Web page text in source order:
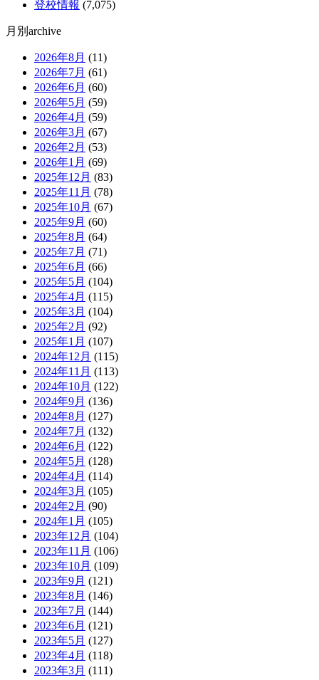
登校情報 (7,075)
月別archive
2026年8月 (11)
2026年7月 (61)
2026年6月 (60)
2026年5月 (59)
2026年4月 (59)
2026年3月 (67)
2026年2月 (53)
2026年1月 (69)
2025年12月 (83)
2025年11月 (78)
2025年10月 (67)
2025年9月 (60)
2025年8月 (64)
2025年7月 (71)
2025年6月 (66)
2025年5月 (104)
2025年4月 (115)
2025年3月 (104)
2025年2月 (92)
2025年1月 (107)
2024年12月 (115)
2024年11月 (113)
2024年10月 (122)
2024年9月 (136)
2024年8月 (127)
2024年7月 (132)
2024年6月 (122)
2024年5月 (128)
2024年4月 (114)
2024年3月 (105)
2024年2月 (90)
2024年1月 (105)
2023年12月 (104)
2023年11月 (106)
2023年10月 (109)
2023年9月 (121)
2023年8月 (146)
2023年7月 (144)
2023年6月 (121)
2023年5月 (127)
2023年4月 (118)
2023年3月 (111)